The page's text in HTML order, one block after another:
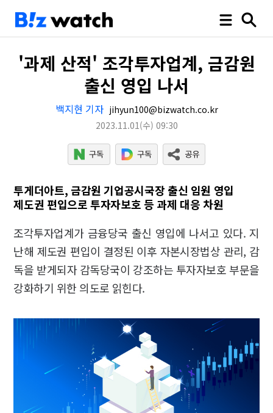
'과제 산적' 조각투자업계, 금감원
출신 영입 나서
백지현 기자 jihyun100@bizwatch.co.kr
2023.11.01(수) 09:30
투게더아트, 금감원 기업공시국장 출신 임원 영입
제도권 편입으로 투자자보호 등 과제 대응 차원
조각투자업계가 금융당국 출신 영입에 나서고 있다. 지
난해 제도권 편입이 결정된 이후 자본시장법상 관리, 감
독을 받게되자 감독당국이 강조하는 투자자보호 부문을
강화하기 위한 의도로 읽힌다.